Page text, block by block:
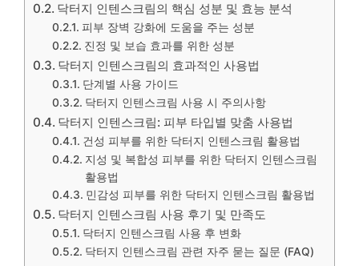
닥터지 인텐스크림의 핵심 성분 및 효능 분석
피부 장벽 강화에 도움을 주는 성분
진정 및 보습 효과를 위한 성분
닥터지 인텐스크림의 효과적인 사용법
단계별 사용 가이드
닥터지 인텐스크림 사용 시 주의사항
닥터지 인텐스크림: 피부 타입별 맞춤 사용법
건성 피부를 위한 닥터지 인텐스크림 활용법
지성 및 복합성 피부를 위한 닥터지 인텐스크림
활용법
민감성 피부를 위한 닥터지 인텐스크림 활용법
닥터지 인텐스크림 사용 후기 및 만족도
닥터지 인텐스크림 사용 후 변화
닥터지 인텐스크림 관련 자주 묻는 질문 (FAQ)